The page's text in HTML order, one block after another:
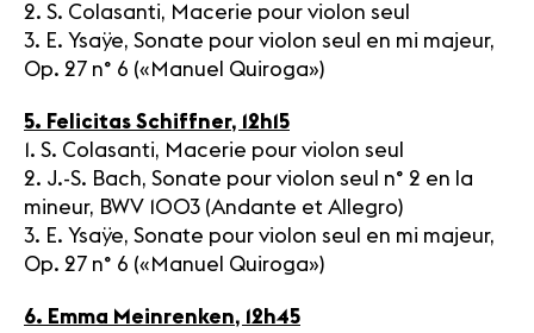
2. S. Colasanti, Macerie pour violon seul
3. E. Ysaÿe, Sonate pour violon seul en mi majeur,
Op. 27 n° 6 («Manuel Quiroga»)
5. Felicitas Schiffner, 12h15
1. S. Colasanti, Macerie pour violon seul
2. J.-S. Bach, Sonate pour violon seul n° 2 en la
mineur, BWV 1003 (Andante et Allegro)
3. E. Ysaÿe, Sonate pour violon seul en mi majeur,
Op. 27 n° 6 («Manuel Quiroga»)
6. Emma Meinrenken, 12h45